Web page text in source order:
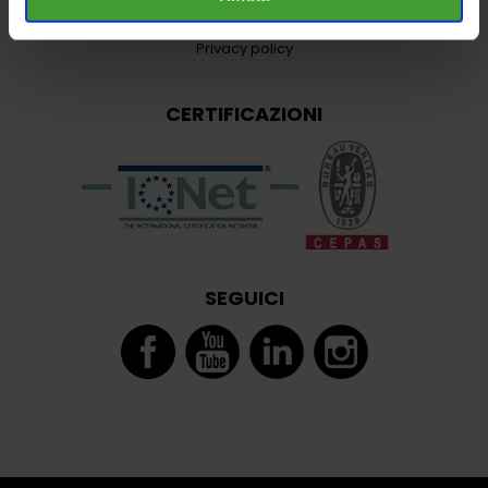
Cookie policy
Privacy policy
CERTIFICAZIONI
SEGUICI